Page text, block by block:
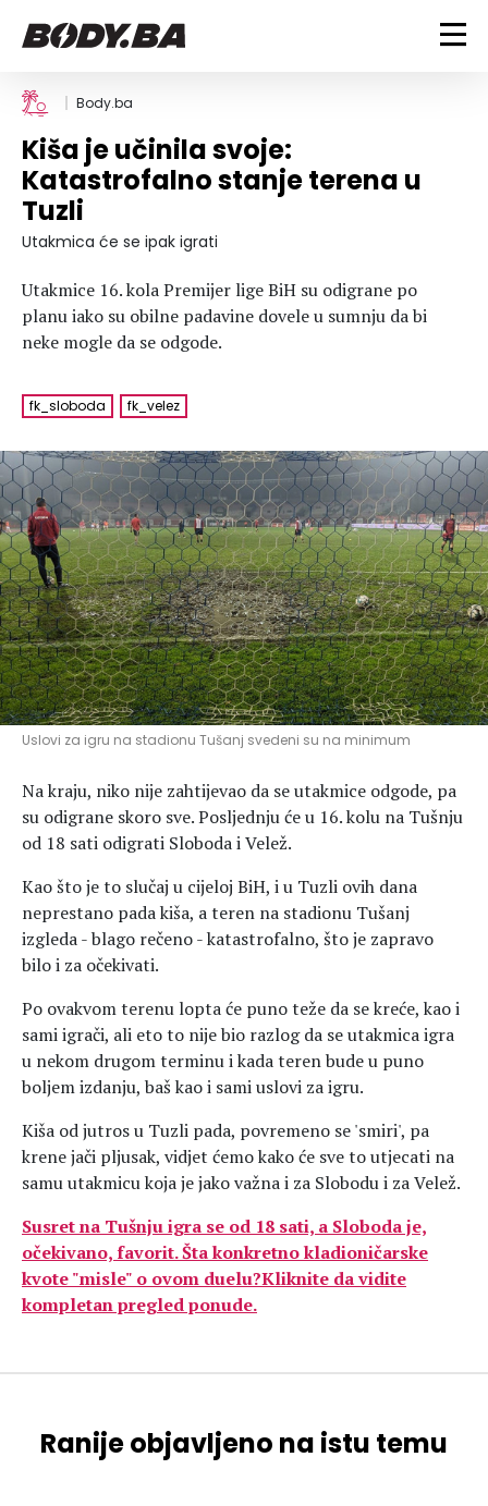
FITNESS
Vježbanje
Mršanje
Discipline
Indoor & Outdoor
BODYBUILDING
Trening i vježbe
Takmičarski bodybuilding
Ostalo
ISHRANA
Nutricionizam
Recepti
Suplementi
Tablica kalorija
ZDRAVLJE
Um i tijelo
Povrede i bolesti
Lifestyle
Trudnice
LIFESTYLE
Bodybuilding
Fitness
Ishrana
Zdravlje
Hedonizam
VODA
MAGAZIN
Njega nje
Njega njega
Šminka
Tehnologija
KALORIJE
Body.ba
Kiša je učinila svoje:
Katastrofalno stanje terena u
Tuzli
Utakmica će se ipak igrati
Utakmice 16. kola Premijer lige BiH su odigrane po
planu iako su obilne padavine dovele u sumnju da bi
neke mogle da se odgode.
fk_sloboda fk_velez
Uslovi za igru na stadionu Tušanj svedeni su na minimum
Na kraju, niko nije zahtijevao da se utakmice odgode, pa
su odigrane skoro sve. Posljednju će u 16. kolu na Tušnju
od 18 sati odigrati Sloboda i Velež.
Kao što je to slučaj u cijeloj BiH, i u Tuzli ovih dana
neprestano pada kiša, a teren na stadionu Tušanj
izgleda - blago rečeno - katastrofalno, što je zapravo
bilo i za očekivati.
Po ovakvom terenu lopta će puno teže da se kreće, kao i
sami igrači, ali eto to nije bio razlog da se utakmica igra
u nekom drugom terminu i kada teren bude u puno
boljem izdanju, baš kao i sami uslovi za igru.
Kiša od jutros u Tuzli pada, povremeno se 'smiri', pa
krene jači pljusak, vidjet ćemo kako će sve to utjecati na
samu utakmicu koja je jako važna i za Slobodu i za Velež.
Susret na Tušnju igra se od 18 sati, a Sloboda je,
očekivano, favorit. Šta konkretno kladioničarske
kvote "misle" o ovom duelu?Kliknite da vidite
kompletan pregled ponude.
Ranije objavljeno na istu temu